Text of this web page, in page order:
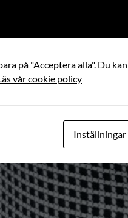
på "Acceptera alla". Du
vår cookie policy
Inställningar